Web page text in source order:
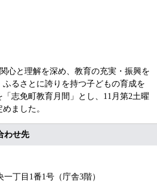
心と理解を深め、教育の充実・振興を
るさとに誇りを持つ子どもの育成を
志免町教育月間」とし、11月第2土曜
ました。
わせ先
丁目1番1号（庁舎3階）